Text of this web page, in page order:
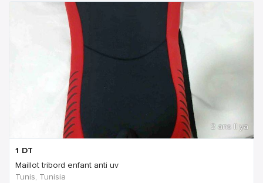
2 ans Il ya
1 DT
Maillot tribord enfant anti uv
Tunis, Tunisia